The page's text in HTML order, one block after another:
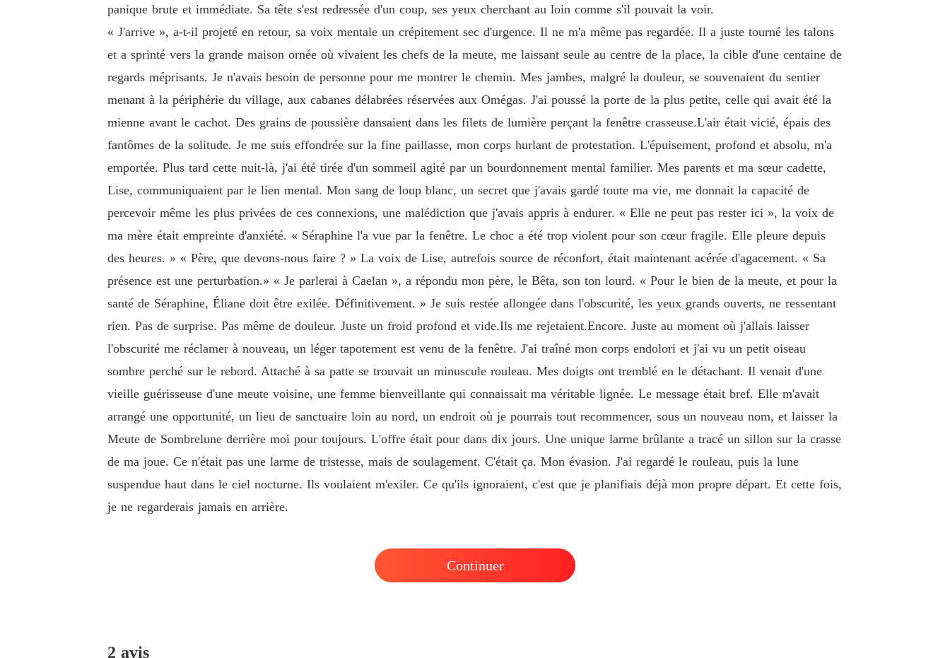
panique brute et immédiate. Sa tête s'est redressée d'un coup, ses yeux cherchant au loin comme s'il pouvait la voir.
« J'arrive », a-t-il projeté en retour, sa voix mentale un crépitement sec d'urgence. Il ne m'a même pas regardée. Il a juste tourné les talons
et a sprinté vers la grande maison ornée où vivaient les chefs de la meute, me laissant seule au centre de la place, la cible d'une centaine de
regards méprisants. Je n'avais besoin de personne pour me montrer le chemin. Mes jambes, malgré la douleur, se souvenaient du sentier
menant à la périphérie du village, aux cabanes délabrées réservées aux Omégas. J'ai poussé la porte de la plus petite, celle qui avait été la
mienne avant le cachot. Des grains de poussière dansaient dans les filets de lumière perçant la fenêtre crasseuse.L'air était vicié, épais des
fantômes de la solitude. Je me suis effondrée sur la fine paillasse, mon corps hurlant de protestation. L'épuisement, profond et absolu, m'a
emportée. Plus tard cette nuit-là, j'ai été tirée d'un sommeil agité par un bourdonnement mental familier. Mes parents et ma sœur cadette,
Lise, communiquaient par le lien mental. Mon sang de loup blanc, un secret que j'avais gardé toute ma vie, me donnait la capacité de
percevoir même les plus privées de ces connexions, une malédiction que j'avais appris à endurer. « Elle ne peut pas rester ici », la voix de
ma mère était empreinte d'anxiété. « Séraphine l'a vue par la fenêtre. Le choc a été trop violent pour son cœur fragile. Elle pleure depuis
des heures. » « Père, que devons-nous faire ? » La voix de Lise, autrefois source de réconfort, était maintenant acérée d'agacement. « Sa
présence est une perturbation.» « Je parlerai à Caelan », a répondu mon père, le Bêta, son ton lourd. « Pour le bien de la meute, et pour la
santé de Séraphine, Éliane doit être exilée. Définitivement. » Je suis restée allongée dans l'obscurité, les yeux grands ouverts, ne ressentant
rien. Pas de surprise. Pas même de douleur. Juste un froid profond et vide.Ils me rejetaient.Encore. Juste au moment où j'allais laisser
l'obscurité me réclamer à nouveau, un léger tapotement est venu de la fenêtre. J'ai traîné mon corps endolori et j'ai vu un petit oiseau
sombre perché sur le rebord. Attaché à sa patte se trouvait un minuscule rouleau. Mes doigts ont tremblé en le détachant. Il venait d'une
vieille guérisseuse d'une meute voisine, une femme bienveillante qui connaissait ma véritable lignée. Le message était bref. Elle m'avait
arrangé une opportunité, un lieu de sanctuaire loin au nord, un endroit où je pourrais tout recommencer, sous un nouveau nom, et laisser la
Meute de Sombrelune derrière moi pour toujours. L'offre était pour dans dix jours. Une unique larme brûlante a tracé un sillon sur la crasse
de ma joue. Ce n'était pas une larme de tristesse, mais de soulagement. C'était ça. Mon évasion. J'ai regardé le rouleau, puis la lune
suspendue haut dans le ciel nocturne. Ils voulaient m'exiler. Ce qu'ils ignoraient, c'est que je planifiais déjà mon propre départ. Et cette fois,
je ne regarderais jamais en arrière.
Continuer
2 avis